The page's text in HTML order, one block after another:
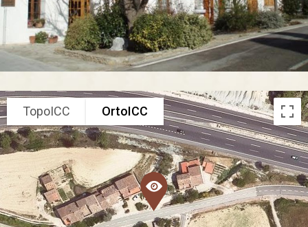
TopoICC OrtoICC